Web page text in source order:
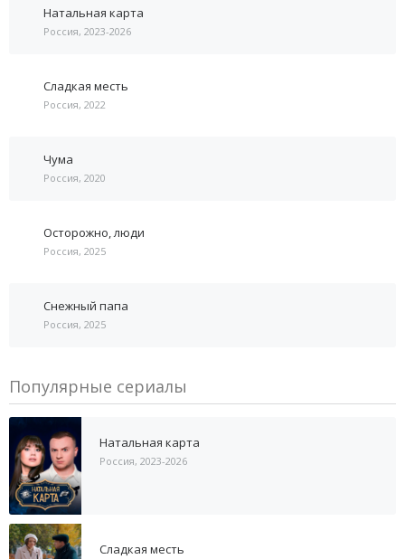
Натальная карта
Россия, 2023-2026
Сладкая месть
Россия, 2022
Чума
Россия, 2020
Осторожно, люди
Россия, 2025
Снежный папа
Россия, 2025
Популярные сериалы
Натальная карта
Россия, 2023-2026
Сладкая месть